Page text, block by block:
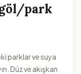
göl/park
parklar ve suya
Düz ve akışkan